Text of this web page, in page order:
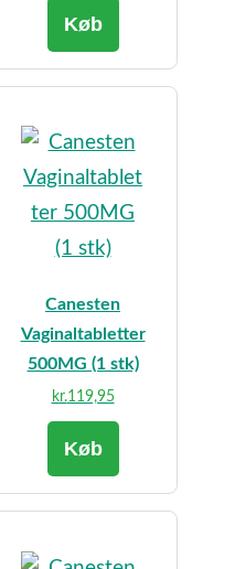
Køb
Canesten
Vaginaltabletter
500MG (1 stk)
kr.119,95
Køb